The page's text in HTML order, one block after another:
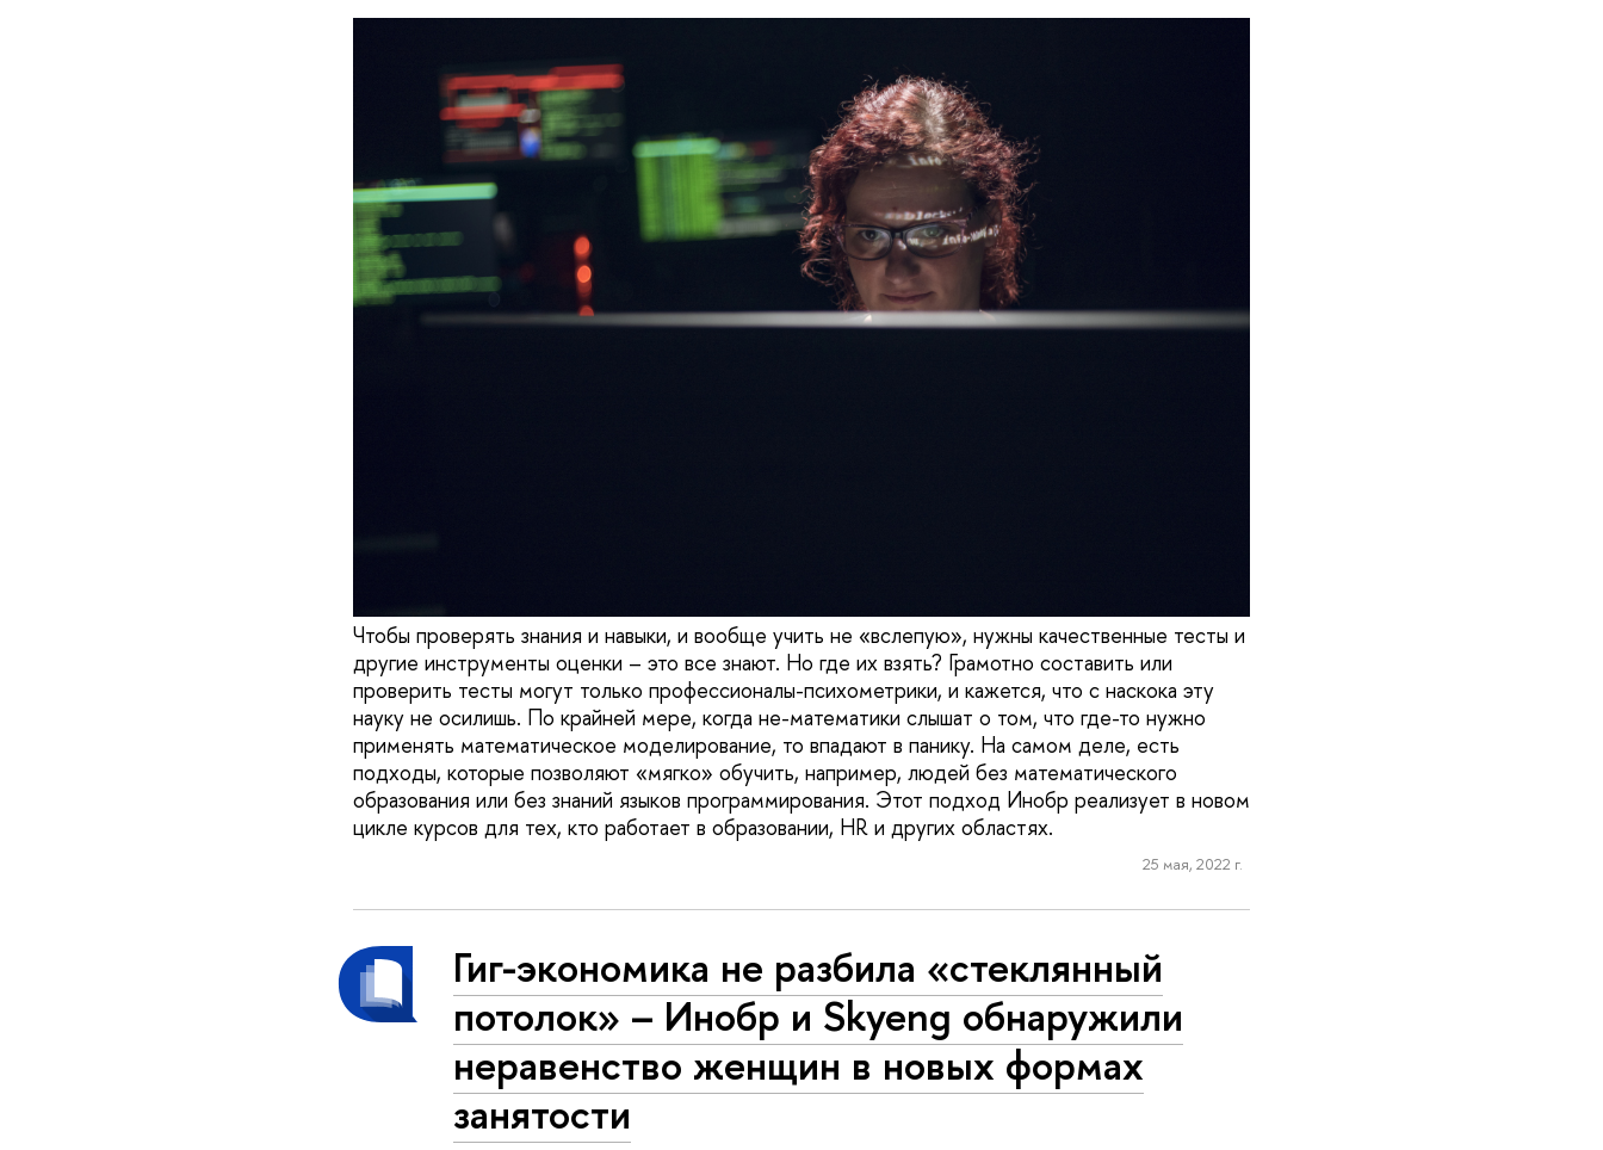
Чтобы проверять знания и навыки, и вообще учить не «вслепую», нужны качественные тесты и
другие инструменты оценки – это все знают. Но где их взять? Грамотно составить или
проверить тесты могут только профессионалы-психометрики, и кажется, что с наскока эту
науку не осилишь. По крайней мере, когда не-математики слышат о том, что где-то нужно
применять математическое моделирование, то впадают в панику. На самом деле, есть
подходы, которые позволяют «мягко» обучить, например, людей без математического
образования или без знаний языков программирования. Этот подход Инобр реализует в новом
цикле курсов для тех, кто работает в образовании, HR и других областях.
25 мая, 2022 г.
Гиг-экономика не разбила «стеклянный
потолок» – Инобр и Skyeng обнаружили
неравенство женщин в новых формах
занятости